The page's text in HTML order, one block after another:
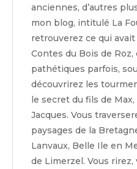
anciennes, d’autres
mon blog, intitulé La
retrouverez ce qui
Contes du Bois de
pathétiques parfois,
découvrirez les
le secret du fils de
Jacques. Vous
paysages de la
Lanvaux, Belle Ile en
de Limerzel. Vous